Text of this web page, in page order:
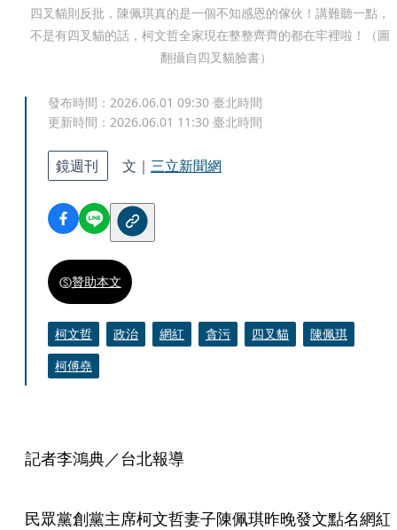
四叉貓則反批，陳佩琪真的是一個不知感恩的傢伙！講難聽一點，
不是有四叉貓的話，柯文哲全家現在整整齊齊的都在牢裡啦！（圖
翻攝自四叉貓臉書）
發布時間： 2026.06.01 09:30 臺北時間
更新時間： 2026.06.01 11:30 臺北時間
鏡週刊 文｜ 三立新聞網
贊助本文
柯文哲 政治 網紅 貪污 四叉貓
陳佩琪
柯傅堯
記者李鴻典／台北報導
民眾黨創黨主席柯文哲妻子陳佩琪昨晚發文點名網紅